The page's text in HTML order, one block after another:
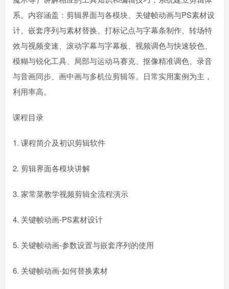
系。内容涵盖：剪辑界面与各模块、关键帧动画与PS素材设
计、嵌套序列与素材替换、打标记点与字幕条制作、转场特
效与视频变速、滚动字幕与字幕板、视频调色与快速较色、
模糊与锐化工具、局部与运动马赛克、抠像精准调色、录音
与音画同步、画中画与多机位剪辑等。日常实用案例为主，
利用率高。
课程目录
1. 课程简介及初识剪辑软件
2. 剪辑界面各模块讲解
3. 家常菜教学视频剪辑全流程演示
4. 关键帧动画-PS素材设计
5. 关键帧动画-参数设置与嵌套序列的使用
6. 关键帧动画-如何替换素材